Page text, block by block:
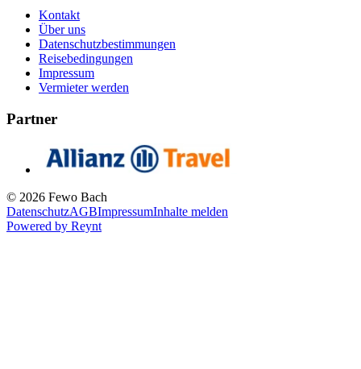
Kontakt
Über uns
Datenschutzbestimmungen
Reisebedingungen
Impressum
Vermieter werden
Partner
© 2026 Fewo Bach
DatenschutzAGBImpressumInhalte melden
Powered by Reynt